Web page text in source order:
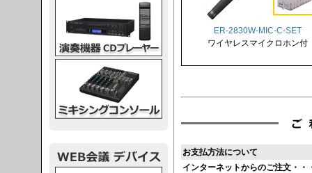
ER-2830W-MIC-C-SET
ワイヤレスマイクロホン付
お支払方法について
インターネットからのご注文・・